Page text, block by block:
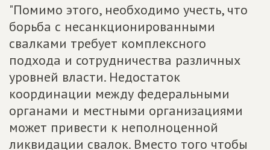
"Помимо этого, необходимо учесть, что
борьба с несанкционированными
свалками требует комплексного
подхода и сотрудничества различных
уровней власти. Недостаток
координации между федеральными
органами и местными организациями
может привести к неполноценной
ликвидации свалок. Вместо того чтобы